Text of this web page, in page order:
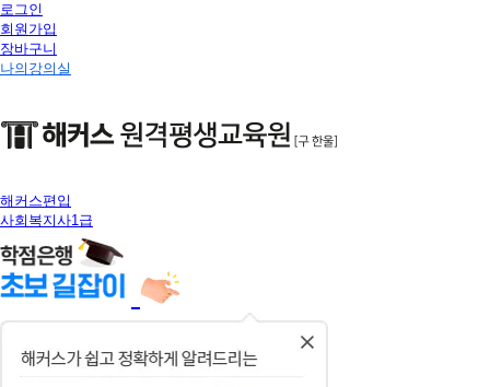
로그인
회원가입
장바구니
나의강의실
해커스편입
사회복지사1급